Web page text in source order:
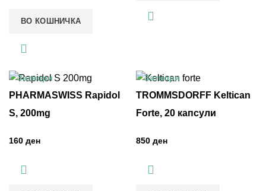
ВО КОШНИЧКА
Затвори
PHARMASWISS Rapidol
S, 200mg
ден
Затвори
TROMMSDORFF Keltican
Forte, 20 капсули
ден